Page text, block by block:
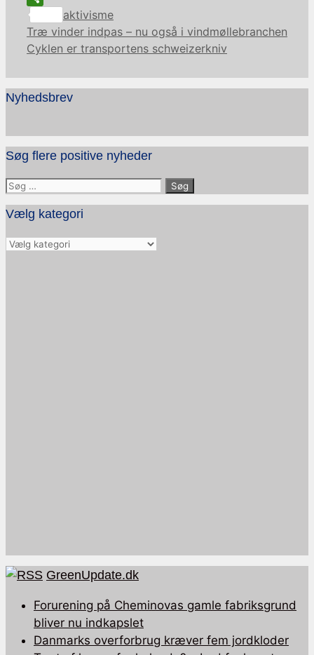
Share
Kategorier
aktivisme
Træ vinder indpas – nu også i vindmøllebranchen
Cyklen er transportens schweizerkniv
Nyhedsbrev
Søg flere positive nyheder
Søg
efter:
Vælg kategori
Vælg
GreenUpdate.dk
Forurening på Cheminovas gamle fabriksgrund
bliver nu indkapslet
Danmarks overforbrug kræver fem jordkloder